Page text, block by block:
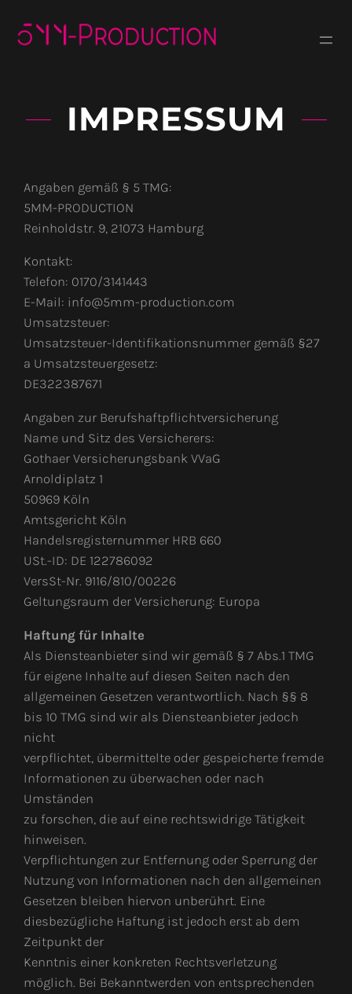
Inhalt
IMPRESSUM
Angaben gemäß § 5 TMG:
5MM-PRODUCTION
Reinholdstr. 9, 21073 Hamburg
Kontakt:
Telefon: 0170/3141443
E-Mail: info@5mm-production.com
Umsatzsteuer:
Umsatzsteuer-Identifikationsnummer gemäß §27
a Umsatzsteuergesetz:
DE322387671
Angaben zur Berufshaftpflichtversicherung
Name und Sitz des Versicherers:
Gothaer Versicherungsbank VVaG
Arnoldiplatz 1
50969 Köln
Amtsgericht Köln
Handelsregisternummer HRB 660
USt.-ID: DE 122786092
VersSt-Nr. 9116/810/00226
Geltungsraum der Versicherung: Europa
Haftung für Inhalte
Als Diensteanbieter sind wir gemäß § 7 Abs.1 TMG
für eigene Inhalte auf diesen Seiten nach den
allgemeinen Gesetzen verantwortlich. Nach §§ 8
bis 10 TMG sind wir als Diensteanbieter jedoch
nicht
verpflichtet, übermittelte oder gespeicherte fremde
Informationen zu überwachen oder nach
Umständen
zu forschen, die auf eine rechtswidrige Tätigkeit
hinweisen.
Verpflichtungen zur Entfernung oder Sperrung der
Nutzung von Informationen nach den allgemeinen
Gesetzen bleiben hiervon unberührt. Eine
diesbezügliche Haftung ist jedoch erst ab dem
Zeitpunkt der
Kenntnis einer konkreten Rechtsverletzung
möglich. Bei Bekanntwerden von entsprechenden